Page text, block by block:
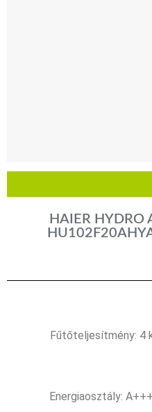
HAIER HYDRO
Fűtőteljesítmény: 4
Energiaosztály: